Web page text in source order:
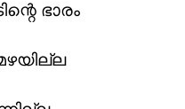
ഭാരം